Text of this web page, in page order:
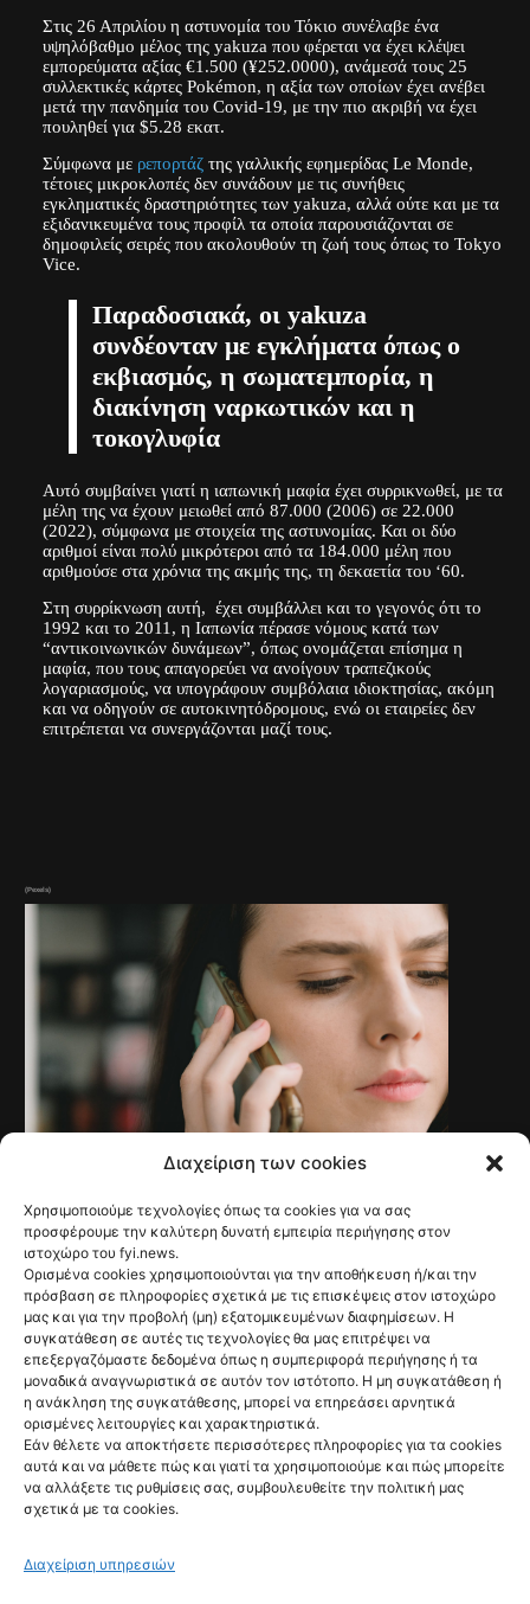
Διαχείριση των cookies
Χρησιμοποιούμε τεχνολογίες όπως τα cookies για να σας
προσφέρουμε την καλύτερη δυνατή εμπειρία περιήγησης στον
ιστοχώρο του fyi.news.
Ορισμένα cookies χρησιμοποιούνται για την αποθήκευση ή/και την
πρόσβαση σε πληροφορίες σχετικά με τις επισκέψεις στον ιστοχώρο
μας και για την προβολή (μη) εξατομικευμένων διαφημίσεων. Η
συγκατάθεση σε αυτές τις τεχνολογίες θα μας επιτρέψει να
επεξεργαζόμαστε δεδομένα όπως η συμπεριφορά περιήγησης ή τα
μοναδικά αναγνωριστικά σε αυτόν τον ιστότοπο. Η μη συγκατάθεση ή
η ανάκληση της συγκατάθεσης, μπορεί να επηρεάσει αρνητικά
ορισμένες λειτουργίες και χαρακτηριστικά.
Εάν θέλετε να αποκτήσετε περισσότερες πληροφορίες για τα cookies
αυτά και να μάθετε πώς και γιατί τα χρησιμοποιούμε και πώς μπορείτε
να αλλάξετε τις ρυθμίσεις σας, συμβουλευθείτε την πολιτική μας
σχετικά με τα cookies.
Διαχείριση υπηρεσιών
Στις 26 Απριλίου η αστυνομία του Τόκιο συνέλαβε ένα
υψηλόβαθμο μέλος της yakuza που φέρεται να έχει κλέψει
εμπορεύματα αξίας €1.500 (¥252.0000), ανάμεσά τους 25
συλλεκτικές κάρτες Pokémon, η αξία των οποίων έχει ανέβει
μετά την πανδημία του Covid-19, με την πιο ακριβή να έχει
πουληθεί για $5.28 εκατ.
Σύμφωνα με ρεπορτάζτης γαλλικής εφημερίδας Le Monde,
τέτοιες μικροκλοπές δεν συνάδουν με τις συνήθεις
εγκληματικές δραστηριότητες των yakuza, αλλά ούτε και με τα
εξιδανικευμένα τους προφίλ τα οποία παρουσιάζονται σε
δημοφιλείς σειρές που ακολουθούν τη ζωή τους όπως το Tokyo
Vice.
Παραδοσιακά, οι yakuza
συνδέονταν με εγκλήματα όπως ο
εκβιασμός, η σωματεμπορία, η
διακίνηση ναρκωτικών και η
τοκογλυφία
Αυτό συμβαίνει γιατί η ιαπωνική μαφία έχει συρρικνωθεί, με τα
μέλη της να έχουν μειωθεί από 87.000 (2006) σε 22.000
(2022), σύμφωνα με στοιχεία της αστυνομίας. Και οι δύο
αριθμοί είναι πολύ μικρότεροι από τα 184.000 μέλη που
αριθμούσε στα χρόνια της ακμής της, τη δεκαετία του ‘60.
Στη συρρίκνωση αυτή, έχει συμβάλλει και το γεγονός ότι το
1992 και το 2011, η Ιαπωνία πέρασε νόμους κατά των
“αντικοινωνικών δυνάμεων”, όπως ονομάζεται επίσημα η
μαφία, που τους απαγορεύει να ανοίγουν τραπεζικούς
λογαριασμούς, να υπογράφουν συμβόλαια ιδιοκτησίας, ακόμη
και να οδηγούν σε αυτοκινητόδρομους, ενώ οι εταιρείες δεν
επιτρέπεται να συνεργάζονται μαζί τους.
(Pexels)
NEWS
Γαλλία: Τέλος στις
ανεπιθύμητες
διαφημιστικές
κλήσεις από τις
11 Αυγούστου
@fyinews team
07/08/2026